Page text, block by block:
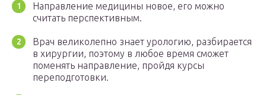
Направление медицины новое, его можно
считать перспективным.
Врач великолепно знает урологию, разбирается
в хирургии, поэтому в любое время сможет
поменять направление, пройдя курсы
переподготовки.